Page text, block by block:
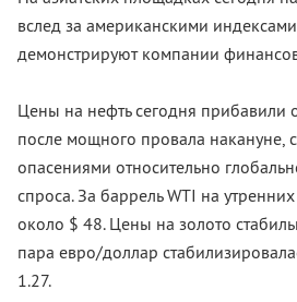
вслед за американскими
демонстрируют компании
Цены на нефть сегодня прибавили
после мощного провала накануне,
опасениями относительно
спроса. За баррель WTI на
около $ 48. Цены на золото
пара евро/доллар
1.27.